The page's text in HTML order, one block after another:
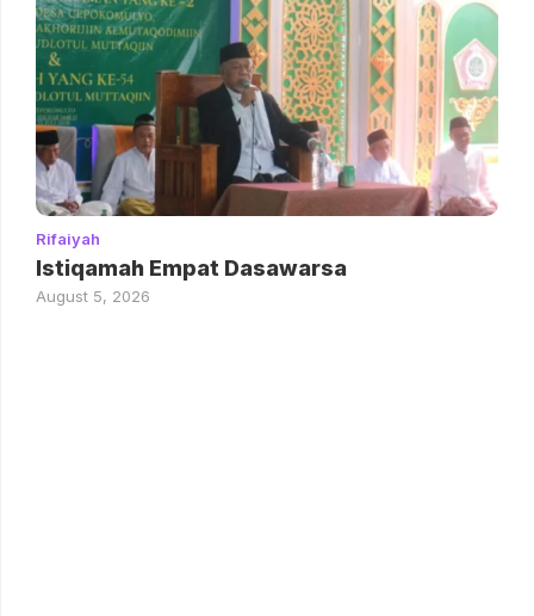
Rifaiyah
Istiqamah Empat Dasawarsa
August 5, 2026